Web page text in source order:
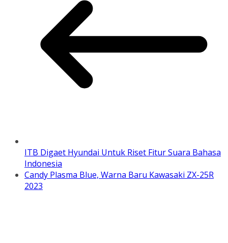
ITB Digaet Hyundai Untuk Riset Fitur Suara Bahasa
Indonesia
Candy Plasma Blue, Warna Baru Kawasaki ZX-25R
2023